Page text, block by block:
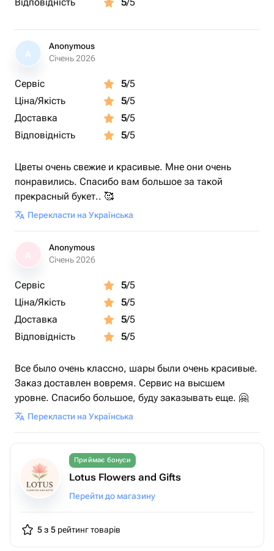
A
Anonymous
Січень 2026
Сервіс 5/5
Ціна/Якість
5/5
Доставка
5/5
Відповідність
5/5
Цветы очень свежие и красивые. Мне они очень
понравились. Спасибо вам большое за такой
прекрасный букет.. 🥰
Перекласти на Українська
Anonymous
Січень 2026
Сервіс 5/5
Ціна/Якість
5/5
Доставка
5/5
Відповідність
5/5
Все было очень классно, шары были очень красивые.
Заказ доставлен вовремя. Сервис на высшем
уровне. Спасибо большое, буду заказывать еще. 🤗
Перекласти на Українська
Приймає бонуси
Lotus Flowers and Gifts
Перейти до магазину
5 з 5 рейтинг товарів